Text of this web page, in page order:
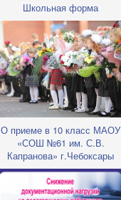
Школьная форма
О приеме в 10 класс МАОУ
«СОШ №61 им. С.В.
Капранова» г.Чебоксары